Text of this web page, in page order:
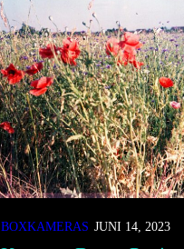
BOXKAMERAS JUNI 14, 2023